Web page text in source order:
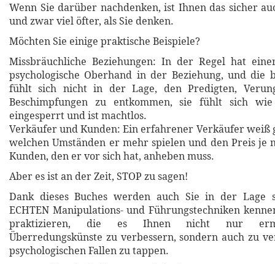
Wenn Sie darüber nachdenken, ist Ihnen das sicher
und zwar viel öfter, als Sie denken.
Möchten Sie einige praktische Beispiele?
Missbräuchliche Beziehungen: In der Regel hat
psychologische Oberhand in der Beziehung, und die
fühlt sich nicht in der Lage, den Predigten,
Beschimpfungen zu entkommen, sie fühlt sich
eingesperrt und ist machtlos.
Verkäufer und Kunden: Ein erfahrener Verkäufer weiß
welchen Umständen er mehr spielen und den Preis je
Kunden, den er vor sich hat, anheben muss.
Aber es ist an der Zeit, STOP zu sagen!
Dank dieses Buches werden auch Sie in der Lage
ECHTEN Manipulations- und Führungstechniken
praktizieren, die es Ihnen nicht nur
Überredungskünste zu verbessern, sondern auch zu
psychologischen Fallen zu tappen.